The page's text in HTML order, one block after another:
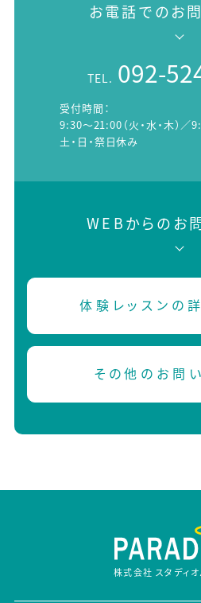
お電話でのお
TEL. 092-
受付時間：
9:30～21:00（火・水・木）／
土・日・祭日休み
WEBからのお
体験レッスンの
その他のお問
株式会社 スタディオ